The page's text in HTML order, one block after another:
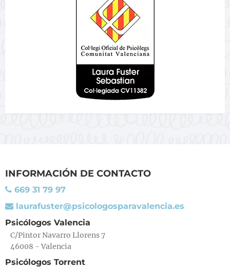
INFORMACIÓN DE CONTACTO
669 31 79 97
laurafuster@psicologosparavalencia.es
Psicólogos Valencia
C/Pintor Navarro Llorens 7
46008 - Valencia
Psicólogos Torrent